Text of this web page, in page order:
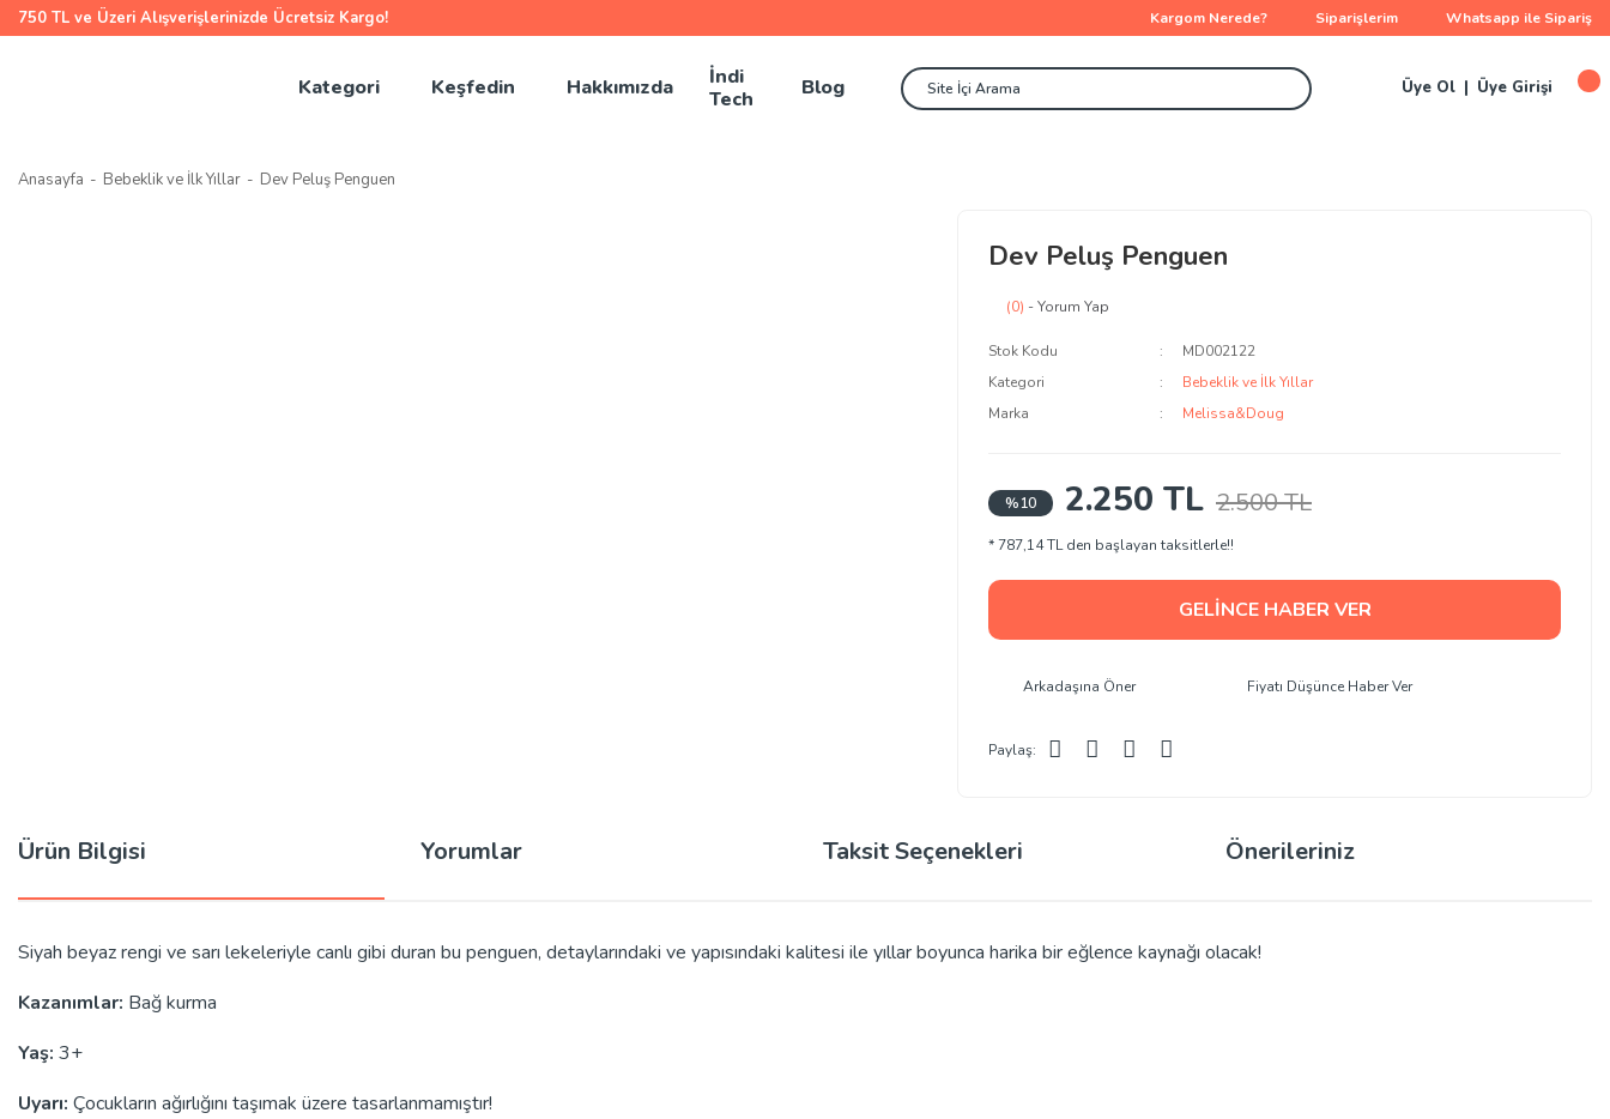
750 TL ve Üzeri Alışverişlerinizde Ücretsiz Kargo! Kargom Nerede? Siparişlerim Whatsapp ile Sipariş
Kategori Keşfedin Hakkımızda
İndi
Tech
Blog Üye Ol Üye Girişi
Anasayfa Bebeklik ve İlk Yıllar Dev Peluş Penguen
Dev Peluş Penguen
(0) - Yorum Yap
Stok Kodu
MD002122
Kategori
Bebeklik ve İlk Yıllar
Marka
Melissa&Doug
%10 2.250 TL 2.500 TL
* 787,14 TL den başlayan taksitlerle!!
GELİNCE HABER VER
Arkadaşına Öner Fiyatı Düşünce Haber Ver
Paylaş:
Ürün Bilgisi Yorumlar Taksit Seçenekleri Önerileriniz
Siyah beyaz rengi ve sarı lekeleriyle canlı gibi duran bu penguen, detaylarındaki ve yapısındaki kalitesi ile yıllar boyunca harika bir eğlence kaynağı olacak!
Kazanımlar: Bağ kurma
Yaş: 3+
Uyarı: Çocukların ağırlığını taşımak üzere tasarlanmamıştır!